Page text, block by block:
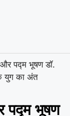
और पद्म भूषण डॉ.
युग का अंत
पद्म भूषण